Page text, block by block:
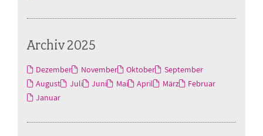
Archiv 2025
Dezember November Oktober
September
August
Juli Juni Mai April März
Februar
Januar